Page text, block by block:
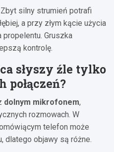
silny strumień potrafi
a przy złym kącie użycia
Gruszka
kontrolę.
słyszy źle tylko
połączeń?
dolnym mikrofonem,
rozmowach. W
telefon może
dlatego objawy są różne.